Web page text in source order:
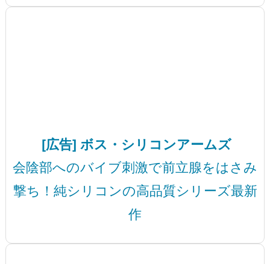
[広告] ボス・シリコンアームズ
会陰部へのバイブ刺激で前立腺をはさみ
撃ち！純シリコンの高品質シリーズ最新
作